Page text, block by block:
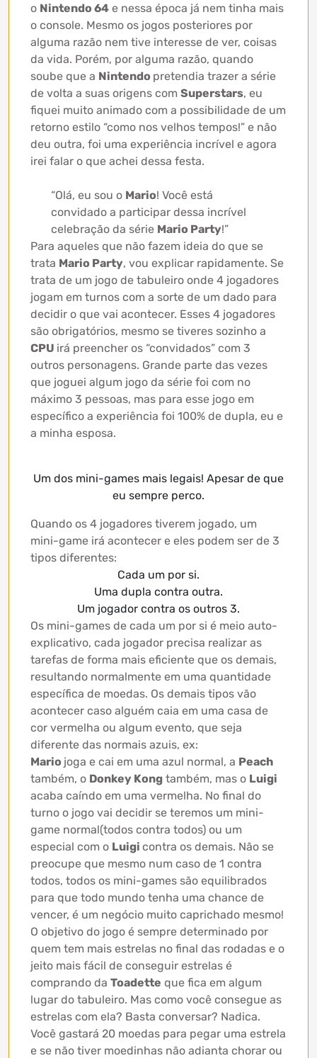
o Nintendo 64 e nessa época já nem tinha mais
o console. Mesmo os jogos posteriores por
alguma razão nem tive interesse de ver, coisas
da vida. Porém, por alguma razão, quando
soube que a Nintendo pretendia trazer a série
de volta a suas origens com Superstars, eu
fiquei muito animado com a possibilidade de um
retorno estilo “como nos velhos tempos!” e não
deu outra, foi uma experiência incrível e agora
irei falar o que achei dessa festa.
“Olá, eu sou o Mario! Você está
convidado a participar dessa incrível
celebração da série Mario Party!”
Para aqueles que não fazem ideia do que se
trata Mario Party, vou explicar rapidamente. Se
trata de um jogo de tabuleiro onde 4 jogadores
jogam em turnos com a sorte de um dado para
decidir o que vai acontecer. Esses 4 jogadores
são obrigatórios, mesmo se tiveres sozinho a
CPU irá preencher os “convidados” com 3
outros personagens. Grande parte das vezes
que joguei algum jogo da série foi com no
máximo 3 pessoas, mas para esse jogo em
específico a experiência foi 100% de dupla, eu e
a minha esposa.
Um dos mini-games mais legais! Apesar de que
eu sempre perco.
Quando os 4 jogadores tiverem jogado, um
mini-game irá acontecer e eles podem ser de 3
tipos diferentes:
Cada um por si.
Uma dupla contra outra.
Um jogador contra os outros 3.
Os mini-games de cada um por si é meio auto-
explicativo, cada jogador precisa realizar as
tarefas de forma mais eficiente que os demais,
resultando normalmente em uma quantidade
específica de moedas. Os demais tipos vão
acontecer caso alguém caia em uma casa de
cor vermelha ou algum evento, que seja
diferente das normais azuis, ex:
Mario joga e cai em uma azul normal, a Peach
também, o Donkey Kong também, mas o Luigi
acaba caíndo em uma vermelha. No final do
turno o jogo vai decidir se teremos um mini-
game normal(todos contra todos) ou um
especial com o Luigi contra os demais. Não se
preocupe que mesmo num caso de 1 contra
todos, todos os mini-games são equilibrados
para que todo mundo tenha uma chance de
vencer, é um negócio muito caprichado mesmo!
O objetivo do jogo é sempre determinado por
quem tem mais estrelas no final das rodadas e o
jeito mais fácil de conseguir estrelas é
comprando da Toadette que fica em algum
lugar do tabuleiro. Mas como você consegue as
estrelas com ela? Basta conversar? Nadica.
Você gastará 20 moedas para pegar uma estrela
e se não tiver moedinhas não adianta chorar ou